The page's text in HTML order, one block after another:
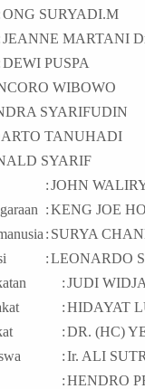
ONG SURYADI.M
JEANNE MARTANI
DEWI PUSPA
WIBOWO
SYARIFUDIN
TANUHADI
SYARIF
:JOHN
:KENG JOE
: SURYA
:LEONARDO
:JUDI
:HIDAYAT
:DR. (HC)
:Ir. ALI
:HENDRO